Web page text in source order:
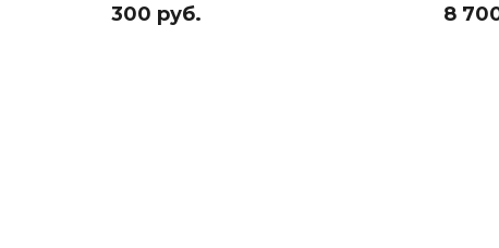
300 руб. 8